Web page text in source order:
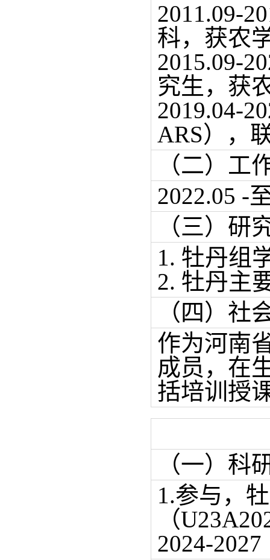
2011.09-
科，获农
2015.09-
究生，获
2019.04-
ARS）
，
（二）工
2022.05 -
（三）研
1. 牡丹组
2. 牡丹主
（四）社
作为河南
成员，在
括培训授
（一）科
1.参与，
（
2024-2027